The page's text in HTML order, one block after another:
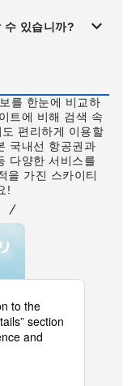
수 있습니까?
를 한눈에 비교하
트에 비해 검색 속
편리하게 이용할
국내선 항공권과
다양한 서비스를
을 가진 스카이티
!